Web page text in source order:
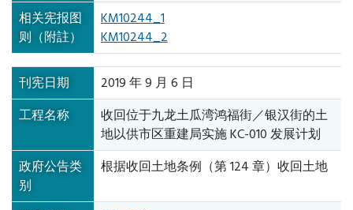
相关宪报图
则（附註）
KM10244_1
KM10244_2
刊宪日期
2019 年 9 月 6 日
工程名称
收回位于九龙土瓜湾鸿福街／银汉街的土
地以供市区重建局实施 KC-010 发展计划
政府公告类
别
根据收回土地条例（第 124 章）收回土地